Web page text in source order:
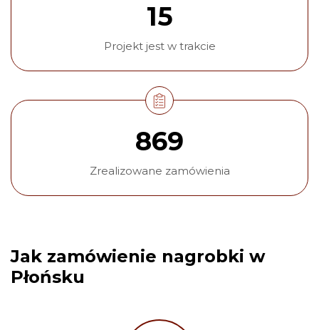
15
Projekt jest w trakcie
869
Zrealizowane zamówienia
Jak zamówienie nagrobki w
Płońsku